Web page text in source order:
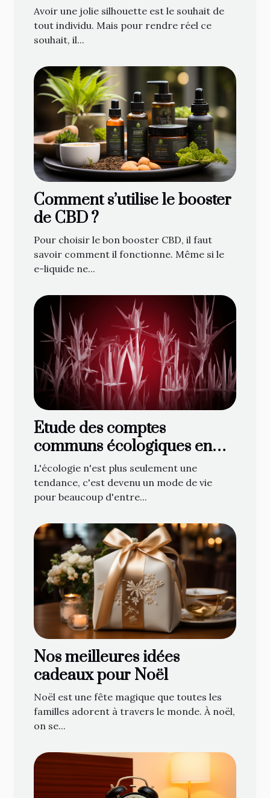
Avoir une jolie silhouette est le souhait de
tout individu. Mais pour rendre réel ce
souhait, il...
Comment s’utilise le booster
de CBD ?
Pour choisir le bon booster CBD, il faut
savoir comment il fonctionne. Même si le
e-liquide ne...
Étude des comptes
communs écologiques en
ligne : une nouvelle
tendance ?
L'écologie n'est plus seulement une
tendance, c'est devenu un mode de vie
pour beaucoup d'entre...
Nos meilleures idées
cadeaux pour Noël
Noël est une fête magique que toutes les
familles adorent à travers le monde. À noël,
on se...